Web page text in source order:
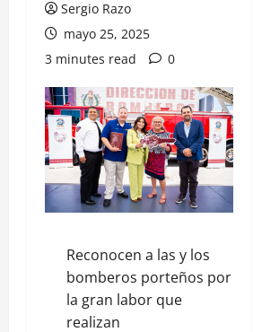
Sergio Razo
mayo 25, 2025
3 minutes read
0
Reconocen a las y los
bomberos porteños por
la gran labor que
realizan